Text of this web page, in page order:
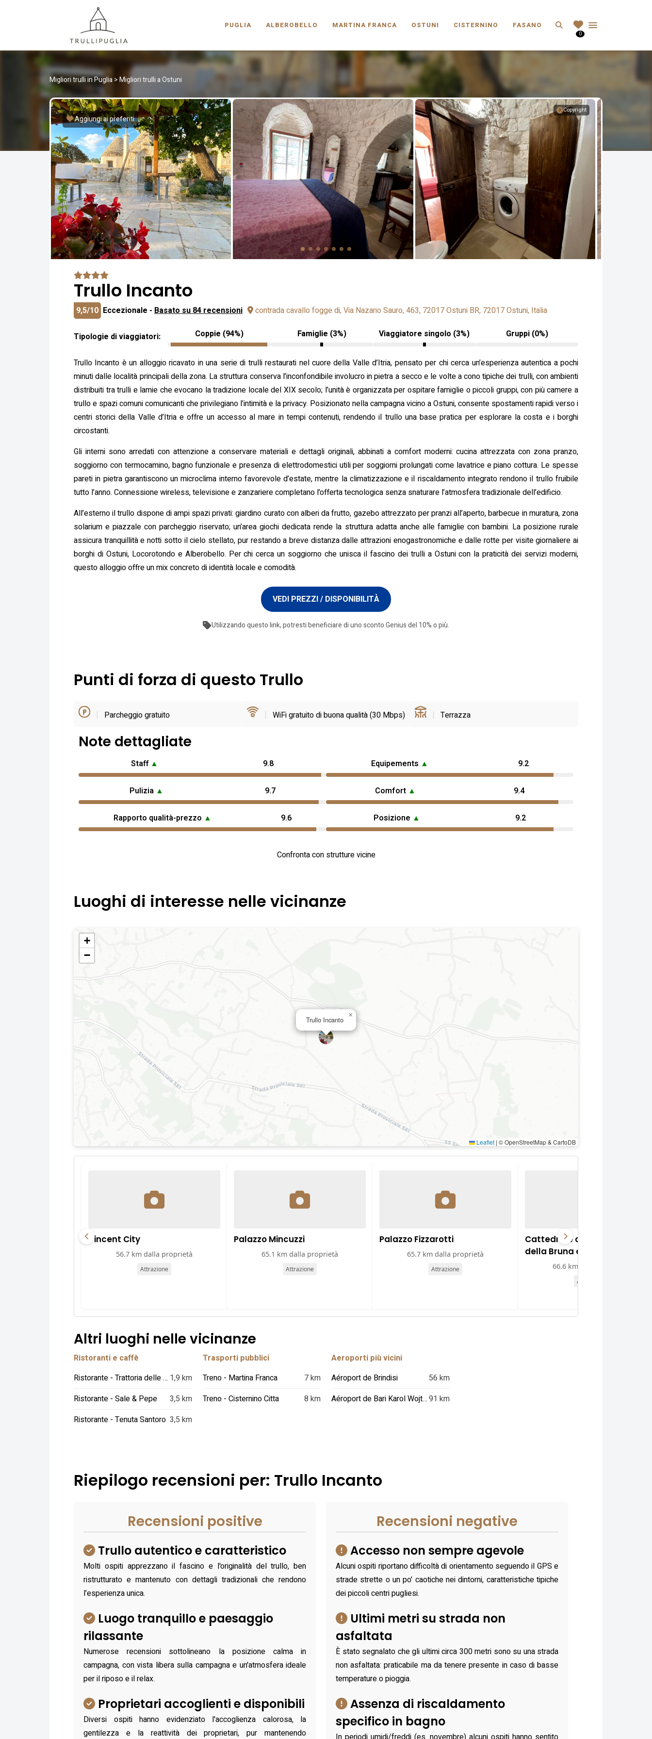
PUGLIA ALBEROBELLO MARTINA FRANCA OSTUNI CISTERNINO FASANO Search
0
Migliori trulli in Puglia>Migliori trulli a Ostuni
Copyright
Aggiungi ai preferiti
Trullo Incanto
9,5/10 Eccezionale - Basato su 84 recensioni contrada cavallo fogge di, Via Nazario Sauro, 463, 72017 Ostuni BR, 72017 Ostuni, Italia
Tipologie di viaggiatori: Coppie (94%) Famiglie (3%) Viaggiatore singolo (3%) Gruppi (0%)
Trullo Incanto è un alloggio ricavato in una serie di trulli restaurati nel cuore della Valle d’Itria, pensato per chi cerca un’esperienza autentica a pochi
minuti dalle località principali della zona. La struttura conserva l’inconfondibile involucro in pietra a secco e le volte a cono tipiche dei trulli, con ambienti
distribuiti tra trulli e lamie che evocano la tradizione locale del XIX secolo; l’unità è organizzata per ospitare famiglie o piccoli gruppi, con più camere a
trullo e spazi comuni comunicanti che privilegiano l’intimità e la privacy. Posizionato nella campagna vicino a Ostuni, consente spostamenti rapidi verso i
centri storici della Valle d’Itria e offre un accesso al mare in tempi contenuti, rendendo il trullo una base pratica per esplorare la costa e i borghi
circostanti.
Gli interni sono arredati con attenzione a conservare materiali e dettagli originali, abbinati a comfort moderni: cucina attrezzata con zona pranzo,
soggiorno con termocamino, bagno funzionale e presenza di elettrodomestici utili per soggiorni prolungati come lavatrice e piano cottura. Le spesse
pareti in pietra garantiscono un microclima interno favorevole d’estate, mentre la climatizzazione e il riscaldamento integrato rendono il trullo fruibile
tutto l’anno. Connessione wireless, televisione e zanzariere completano l’offerta tecnologica senza snaturare l’atmosfera tradizionale dell’edificio.
All’esterno il trullo dispone di ampi spazi privati: giardino curato con alberi da frutto, gazebo attrezzato per pranzi all’aperto, barbecue in muratura, zona
solarium e piazzale con parcheggio riservato; un’area giochi dedicata rende la struttura adatta anche alle famiglie con bambini. La posizione rurale
assicura tranquillità e notti sotto il cielo stellato, pur restando a breve distanza dalle attrazioni enogastronomiche e dalle rotte per visite giornaliere ai
borghi di Ostuni, Locorotondo e Alberobello. Per chi cerca un soggiorno che unisca il fascino dei trulli a Ostuni con la praticità dei servizi moderni,
questo alloggio offre un mix concreto di identità locale e comodità.
VEDI PREZZI / DISPONIBILITÀ
Utilizzando questo link, potresti beneficiare di uno sconto Genius del 10% o più.
Punti di forza di questo Trullo
Parcheggio gratuito WiFi gratuito di buona qualità (30 Mbps) Terrazza
Note dettagliate
Staff ▲ 9.8 Equipements ▲ 9.2
Pulizia ▲ 9.7 Comfort ▲ 9.4
Rapporto qualità-prezzo ▲ 9.6 Posizione ▲ 9.2
Confronta con strutture vicine
Luoghi di interesse nelle vicinanze
Trullo Incanto
×
+
−
Leaflet | © OpenStreetMap & CartoDB
Vincent City
56.7 km dalla proprietà
Attrazione
Palazzo Mincuzzi
65.1 km dalla proprietà
Attrazione
Palazzo Fizzarotti
65.7 km dalla proprietà
Attrazione
Cattedrale della Madonna
della Bruna e di
66.6 km dalla proprietà
Attrazione
Altri luoghi nelle vicinanze
Ristoranti e caffè
Ristorante - Trattoria delle Ruote 1,9 km
Ristorante - Sale & Pepe
3,5 km
Ristorante - Tenuta Santoro 3,5 km
Trasporti pubblici
Treno - Martina Franca
7 km
Treno - Cisternino Citta
8 km
Aeroporti più vicini
Aéroport de Brindisi
56 km
Aéroport de Bari Karol Wojtyla91 km
Riepilogo recensioni per: Trullo Incanto
Recensioni positive
Trullo autentico e caratteristico
Molti ospiti apprezzano il fascino e l'originalità del trullo, ben
ristrutturato e mantenuto con dettagli tradizionali che rendono
l’esperienza unica.
Luogo tranquillo e paesaggio
rilassante
Numerose recensioni sottolineano la posizione calma in
campagna, con vista libera sulla campagna e un'atmosfera ideale
per il riposo e il relax.
Proprietari accoglienti e disponibili
Diversi ospiti hanno evidenziato l'accoglienza calorosa, la
gentilezza e la reattività dei proprietari, pur mantenendo
Recensioni negative
Accesso non sempre agevole
Alcuni ospiti riportano difficoltà di orientamento seguendo il GPS e
strade strette o un po' caotiche nei dintorni, caratteristiche tipiche
dei piccoli centri pugliesi.
Ultimi metri su strada non
asfaltata
È stato segnalato che gli ultimi circa 300 metri sono su una strada
non asfaltata: praticabile ma da tenere presente in caso di basse
temperature o pioggia.
Assenza di riscaldamento
specifico in bagno